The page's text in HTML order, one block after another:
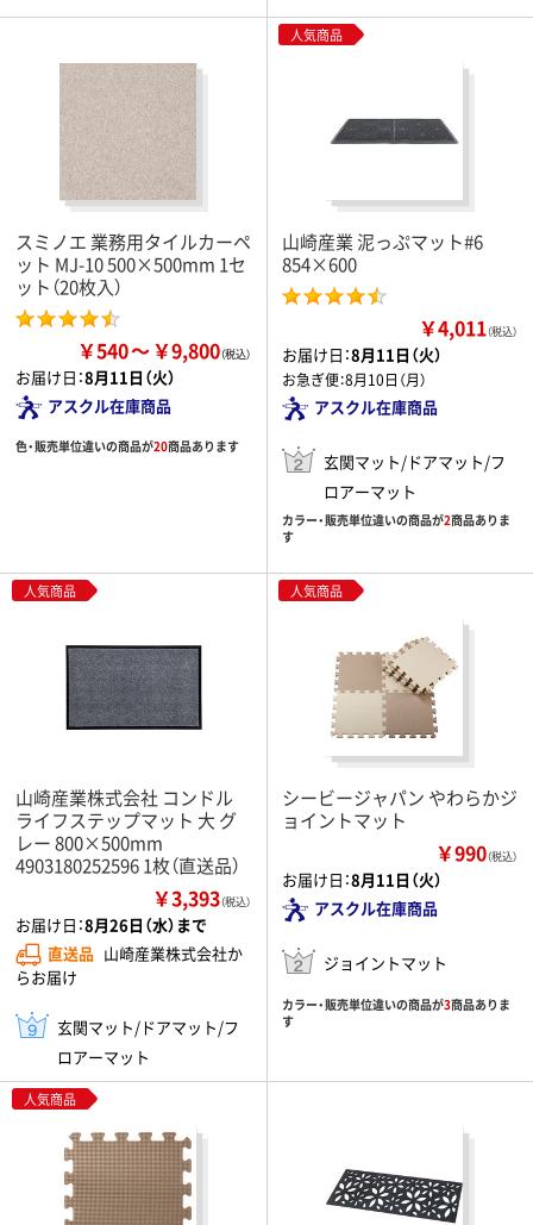
スミノエ 業務用タイルカーペ
ット MJ-10 500×500mm 1セ
ット（20枚入）
￥540 ￥9,800
お届け日：8月11日（火）
アスクル在庫商品
色・販売単位違いの商品が20商品あります
人気商品
山崎産業 泥っぷマット#6
854×600
￥4,011（税込）
お届け日：8月11日（火）
お急ぎ便：8月10日（月）
アスクル在庫商品
玄関マット/ドアマット/フ
ロアーマット
カラー・販売単位違いの商品が2商品ありま
す
人気商品
山崎産業株式会社 コンドル
ライフステップマット 大 グ
レー 800×500mm
4903180252596 1枚（直送品）
￥3,393（税込）
お届け日：8月26日（水）まで
直送品 山崎産業株式会社か
らお届け
玄関マット/ドアマット/フ
ロアーマット
人気商品
シービージャパン やわらかジ
ョイントマット
￥990（税込）
お届け日：8月11日（火）
アスクル在庫商品
ジョイントマット
カラー・販売単位違いの商品が3商品ありま
す
人気商品